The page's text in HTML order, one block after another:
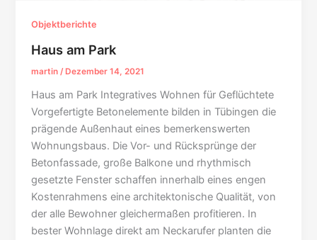
Objektberichte
Haus am Park
martin / Dezember 14, 2021
Haus am Park Integratives Wohnen für Geflüchtete
Vorgefertigte Betonelemente bilden in Tübingen die
prägende Außenhaut eines bemerkenswerten
Wohnungsbaus. Die Vor- und Rücksprünge der
Betonfassade, große Balkone und rhythmisch
gesetzte Fenster schaffen innerhalb eines engen
Kostenrahmens eine architektonische Qualität, von
der alle Bewohner gleichermaßen profitieren. In
bester Wohnlage direkt am Neckarufer planten die